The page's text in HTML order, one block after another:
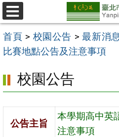
跳
至
主
要
區
選
單
首頁 > 校園公告 >最新消息
比賽地點公告及注意事項
校園公告
公告主旨
本學期高中英
注意事項